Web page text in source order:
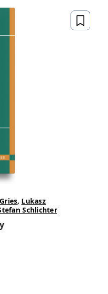
, Lukasz
Schlichter